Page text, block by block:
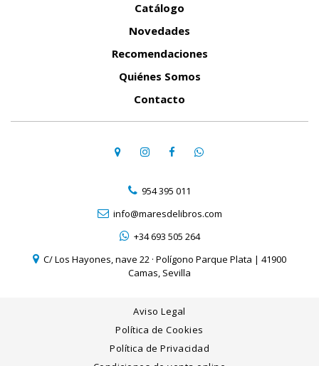
Catálogo
Novedades
Recomendaciones
Quiénes Somos
Contacto
954 395 011
info@maresdelibros.com
+34 693 505 264
C/ Los Hayones, nave 22 · Polígono Parque Plata | 41900
Camas, Sevilla
Aviso Legal
Política de Cookies
Política de Privacidad